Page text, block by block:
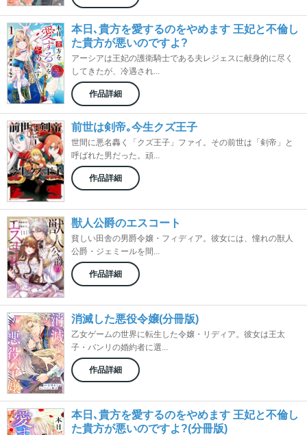
本日､貴方を愛するのをやめます 王妃と不倫し
た貴方が悪いのですよ?
アーシアは王妃の護衛騎士である夫レジェスに献身的に尽く
してきたが、冷遇され...
作品詳細
前世は剣帝｡今生クズ王子
世間に悪名轟く「クズ王子」ファイ。その前世は「剣帝」と
呼ばれた男だった。頑...
作品詳細
獣人公爵のエスコート
貧しい田舎の男爵令嬢・フィディア。彼女には、憧れの獣人
公爵・ジェミールを間...
作品詳細
消滅した悪役令嬢(分冊版)
乙女ゲームの世界に転生した令嬢・リディア。彼女は王太
子・バンリの婚約者に選...
作品詳細
本日､貴方を愛するのをやめます 王妃と不倫し
た貴方が悪いのですよ?(分冊版)